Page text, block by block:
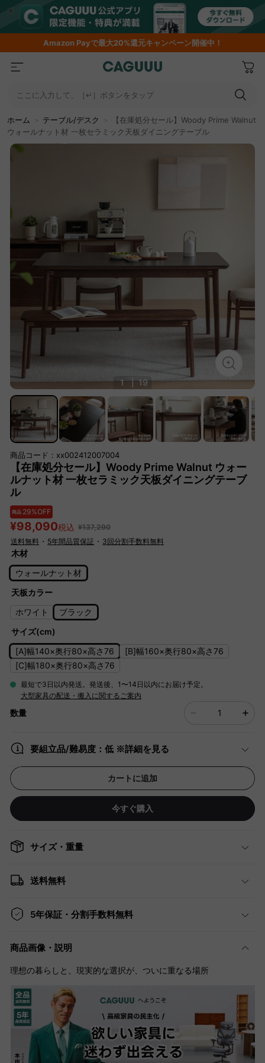
AmazonPayで最大20%還元キャンペーン開催中！
ここに入力して、［↵］ボタンをタップ
ホーム テーブル/デスク
【在庫処分セール】Woody Prime Walnut
ウォールナット材 一枚セラミック天板ダイニングテーブル
1 | 19
商品コード：xx002412007004
【在庫処分セール】Woody Prime Walnut ウォー
ルナット材 一枚セラミック天板ダイニングテーブ
ル
商品 29%OFF
¥98,090税込 ¥137,290
送料無料 ・ 5年間品質保証 ・ 3回分割手数料無料
木材
ウォールナット材
天板カラー
ホワイト
ブラック
サイズ(cm)
[A]幅140×奥行80×高さ76
[B]幅160×奥行80×高さ76
[C]幅180×奥行80×高さ76
最短で3日以内発送。発送後、1〜14日以内にお届け予定。
大型家具の配送・搬入に関するご案内
数量
要組立品/難易度：低 ※詳細を見る
カートに追加
今すぐ購入
サイズ・重量
送料無料
5年保証・分割手数料無料
商品画像・説明
理想の暮らしと、現実的な選択が、ついに重なる場所